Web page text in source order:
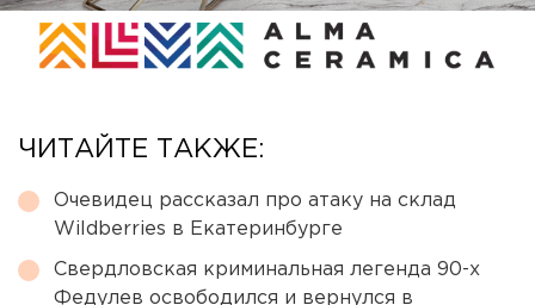
ЧИТАЙТЕ ТАКЖЕ:
Очевидец рассказал про атаку на склад
Wildberries в Екатеринбурге
Свердловская криминальная легенда 90-х
Федулев освободился и вернулся в